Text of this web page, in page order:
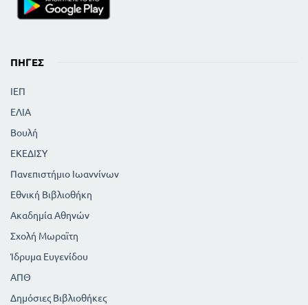
ΠΗΓΈΣ
ΙΕΠ
ΕΛΙΑ
Βουλή
ΕΚΕΔΙΣΥ
Πανεπιστήμιο Ιωαννίνων
Εθνική Βιβλιοθήκη
Ακαδημία Αθηνών
Σχολή Μωραϊτη
Ίδρυμα Ευγενίδου
ΑΠΘ
Δημόσιες Βιβλιοθήκες